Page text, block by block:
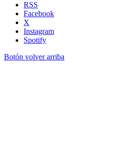
RSS
Facebook
X
Instagram
Spotify
Botón volver arriba